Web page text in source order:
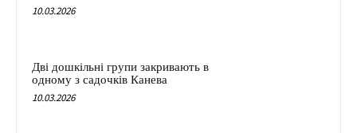
10.03.2026
Дві дошкільні групи закривають в
одному з садочків Канева
10.03.2026